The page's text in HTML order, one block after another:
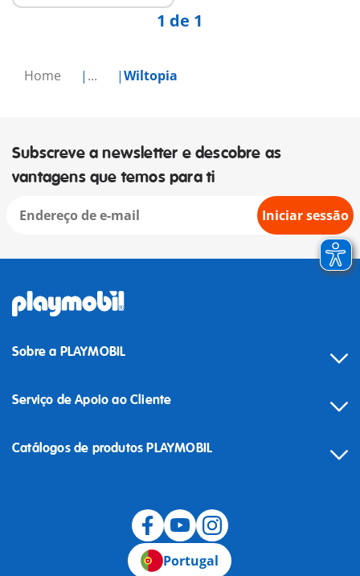
Home ... Wiltopia
1 de 1
Subscreve a newsletter e descobre as
vantagens que temos para ti
Iniciar sessão
Sobre a PLAYMOBIL
Serviço de Apoio ao Cliente
Catálogos de produtos PLAYMOBIL
Portugal